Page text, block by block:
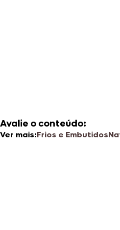
Avalie o conteúdo:
Ver mais:Frios e Embutidos